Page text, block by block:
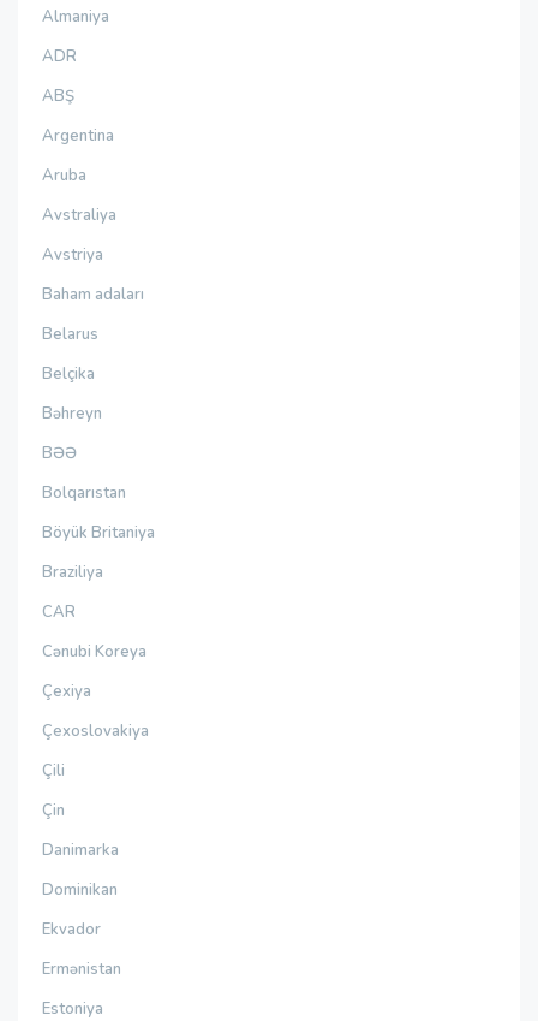
Almaniya
ADR
ABŞ
Argentina
Aruba
Avstraliya
Avstriya
Baham adaları
Belarus
Belçika
Bəhreyn
BƏƏ
Bolqarıstan
Böyük Britaniya
Braziliya
CAR
Cənubi Koreya
Çexiya
Çexoslovakiya
Çili
Çin
Danimarka
Dominikan
Ekvador
Ermənistan
Estoniya